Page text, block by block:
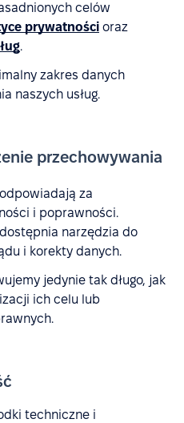
celów
prywatności oraz
.
zakres danych
naszych usług.
przechowywania
za
i poprawności.
narzędzia do
i korekty danych.
jedynie tak długo, jak
ich celu lub
techniczne i